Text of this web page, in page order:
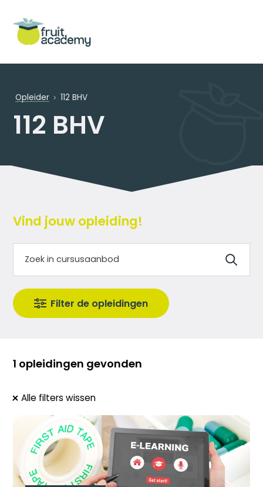
Opleider 112 BHV
112 BHV
Vind jouw opleiding!
1 opleidingen gevonden
Alle filters wissen